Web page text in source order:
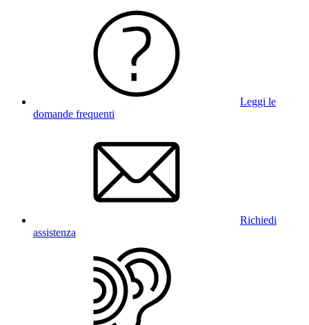
Leggi le
domande frequenti
Richiedi
assistenza